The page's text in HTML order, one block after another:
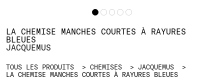
TOUS LES PRODUITS CHEMISES
JACQUEMUS
LA CHEMISE MANCHES COURTES À RAYURES BLEUES
LA CHEMISE MANCHES COURTES À RAYURES
BLEUES
JACQUEMUS